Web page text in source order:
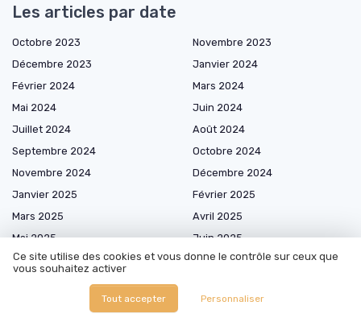
Les articles par date
Octobre 2023
Novembre 2023
Décembre 2023
Janvier 2024
Février 2024
Mars 2024
Mai 2024
Juin 2024
Juillet 2024
Août 2024
Septembre 2024
Octobre 2024
Novembre 2024
Décembre 2024
Janvier 2025
Février 2025
Mars 2025
Avril 2025
Mai 2025
Juin 2025
Juillet 2025
Août 2025
Septembre 2025
Décembre 2025
Ce site utilise des cookies et vous donne le contrôle sur ceux que
vous souhaitez activer
Tout accepter Personnaliser